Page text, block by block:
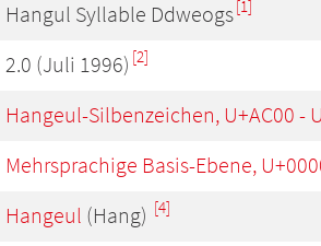
Hangul Syllable Ddweogs[1]
2.0 (Juli 1996) [2]
Hangeul-Silbenzeichen, U+AC00 -
Mehrsprachige Basis-Ebene,
Hangeul (Hang) [4]